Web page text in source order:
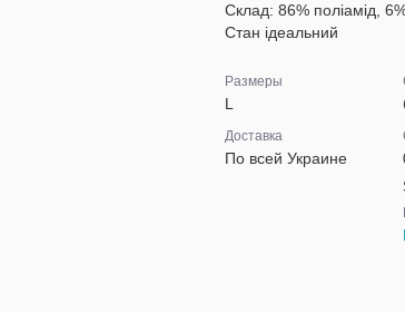
Склад: 86% поліамід,
Стан ідеальний
Размеры
L
Доставка
По всей Украине